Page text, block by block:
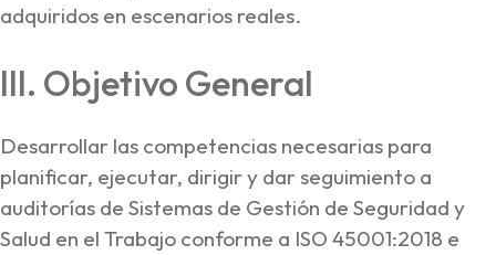
adquiridos en escenarios reales.
III. Objetivo General
Desarrollar las competencias necesarias para
planificar, ejecutar, dirigir y dar seguimiento a
auditorías de Sistemas de Gestión de Seguridad y
Salud en el Trabajo conforme a ISO 45001:2018 e